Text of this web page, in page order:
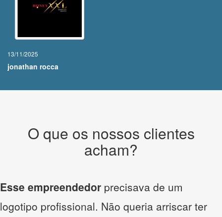
13/11/2025
jonathan rocca
O que os nossos clientes
acham?
Esse empreendedor precisava de um
logotipo profissional. Não queria arriscar ter